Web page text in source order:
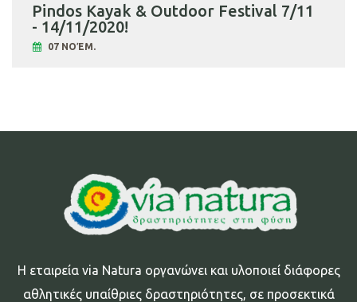
Pindos Kayak & Outdoor Festival 7/11
- 14/11/2020!
07 ΝΟΈΜ.
Η εταιρεία via Natura οργανώνει και υλοποιεί διάφορες
αθλητικές υπαίθριες δραστηριότητες, σε προσεκτικά